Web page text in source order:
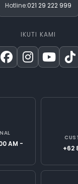
Hotline:021 29 222 999
IKUTI KAMI
AM -
+62